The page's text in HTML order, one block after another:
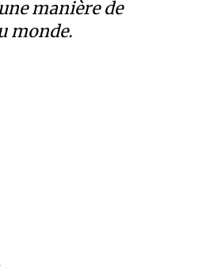
manière de
monde.